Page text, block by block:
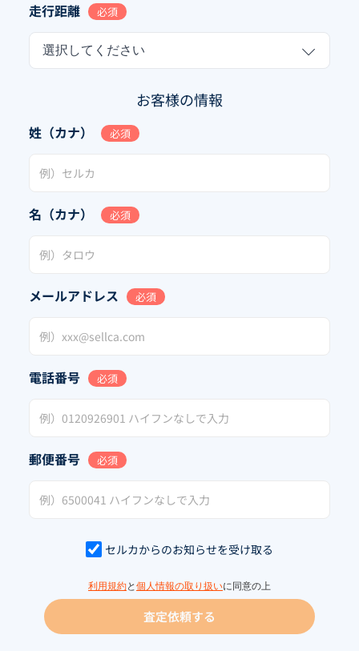
走行距離 必須
選択してください
お客様の情報
姓（カナ） 必須
名（カナ） 必須
メールアドレス 必須
電話番号 必須
郵便番号 必須
セルカからのお知らせを受け取る
利用規約と 個人情報の取り扱いに同意の上
査定依頼する